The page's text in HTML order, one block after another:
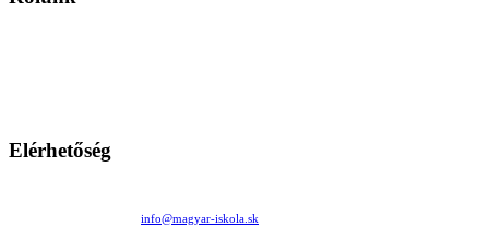
Elérhetőség
info@magyar-iskola.sk